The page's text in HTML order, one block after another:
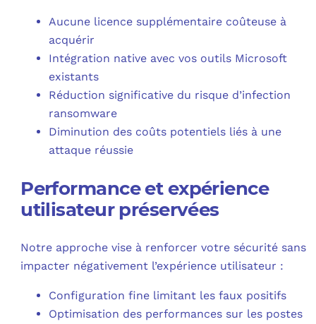
Aucune licence supplémentaire coûteuse à
acquérir
Intégration native avec vos outils Microsoft
existants
Réduction significative du risque d’infection
ransomware
Diminution des coûts potentiels liés à une
attaque réussie
Performance et expérience
utilisateur préservées
Notre approche vise à renforcer votre sécurité sans
impacter négativement l’expérience utilisateur :
Configuration fine limitant les faux positifs
Optimisation des performances sur les postes